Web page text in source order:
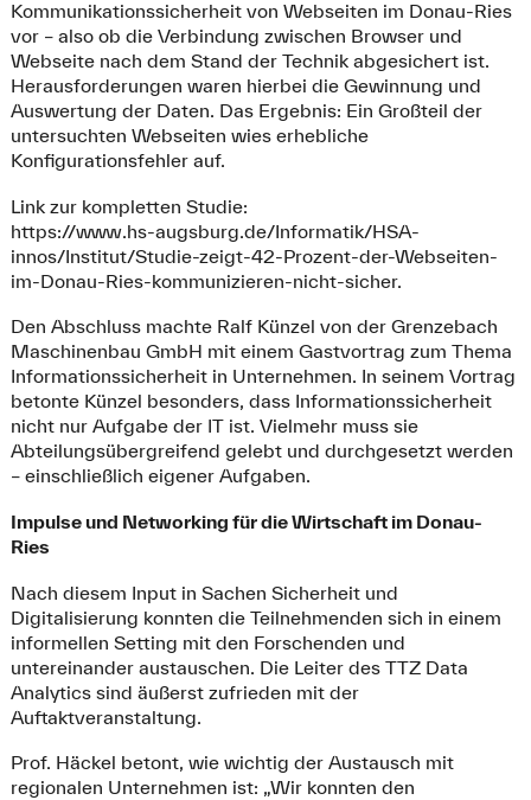
Kommunikationssicherheit von Webseiten im Donau-Ries
vor – also ob die Verbindung zwischen Browser und
Webseite nach dem Stand der Technik abgesichert ist.
Herausforderungen waren hierbei die Gewinnung und
Auswertung der Daten. Das Ergebnis: Ein Großteil der
untersuchten Webseiten wies erhebliche
Konfigurationsfehler auf.
Link zur kompletten Studie:
https://www.hs-augsburg.de/Informatik/HSA-
innos/Institut/Studie-zeigt-42-Prozent-der-Webseiten-
im-Donau-Ries-kommunizieren-nicht-sicher.
Den Abschluss machte Ralf Künzel von der Grenzebach
Maschinenbau GmbH mit einem Gastvortrag zum Thema
Informationssicherheit in Unternehmen. In seinem Vortrag
betonte Künzel besonders, dass Informationssicherheit
nicht nur Aufgabe der IT ist. Vielmehr muss sie
Abteilungsübergreifend gelebt und durchgesetzt werden
– einschließlich eigener Aufgaben.
Impulse und Networking für die Wirtschaft im Donau-
Ries
Nach diesem Input in Sachen Sicherheit und
Digitalisierung konnten die Teilnehmenden sich in einem
informellen Setting mit den Forschenden und
untereinander austauschen. Die Leiter des TTZ Data
Analytics sind äußerst zufrieden mit der
Auftaktveranstaltung.
Prof. Häckel betont, wie wichtig der Austausch mit
regionalen Unternehmen ist: „Wir konnten den